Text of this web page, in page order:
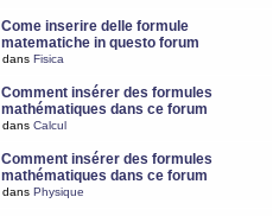
Come inserire delle formule
matematiche in questo forum
dans Fisica
Comment insérer des formules
mathématiques dans ce forum
dans Calcul
Comment insérer des formules
mathématiques dans ce forum
dans Physique